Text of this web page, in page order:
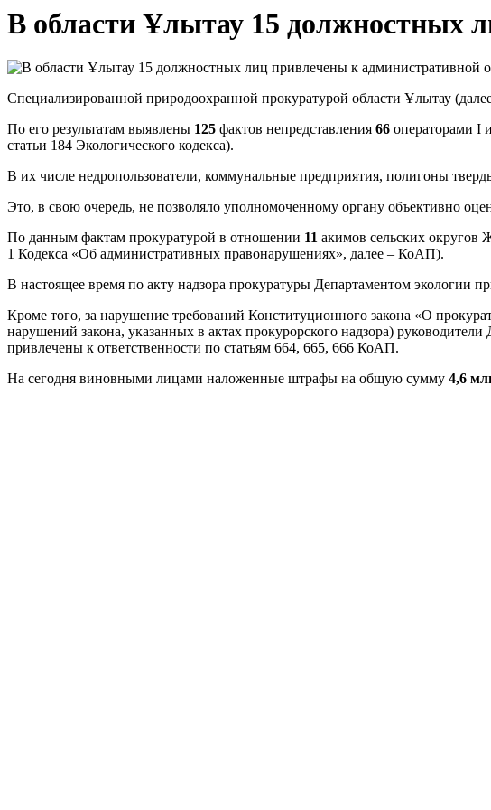
В области Ұлытау 15 должностных
Специализированной природоохранной прокуратурой области Ұлытау
По его результатам выявлены 125 фактов непредставления 66 операторами I
статьи 184 Экологического кодекса).
В их числе недропользователи, коммунальные предприятия, полигоны
Это, в свою очередь, не позволяло уполномоченному органу объективно
По данным фактам прокуратурой в отношении 11 акимов сельских округов
1 Кодекса «Об административных правонарушениях», далее – КоАП).
В настоящее время по акту надзора прокуратуры Департаментом экологии
Кроме того, за нарушение требований Конституционного закона «О
нарушений закона, указанных в актах прокурорского надзора)
привлечены к ответственности по статьям 664, 665, 666 КоАП.
На сегодня виновными лицами наложенные штрафы на общую сумму 4,6